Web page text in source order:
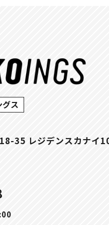
グス
35 レジデンスカナイ